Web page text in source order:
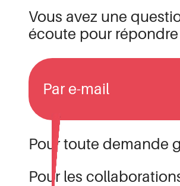
Vous avez une
écoute pour
Par e-mail
Pour toute demande
Pour les